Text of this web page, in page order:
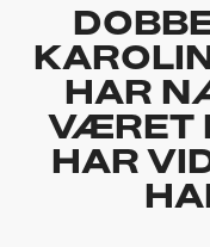
HAR
VÆRET
HAR